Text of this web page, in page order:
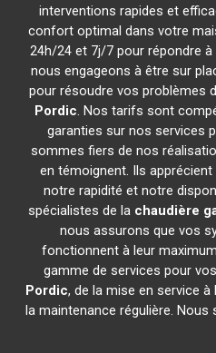
interventions rapides et
confort optimal dans votre
24h/24 et 7j/7 pour répondre
nous engageons à être sur
pour résoudre vos problèmes
Pordic. Nos tarifs sont
garanties sur nos services
sommes fiers de nos
en témoignent. Ils
notre rapidité et notre
spécialistes de la chaudière
nous assurons que vos
fonctionnent à leur
gamme de services pour
Pordic, de la mise en service
la maintenance régulière.